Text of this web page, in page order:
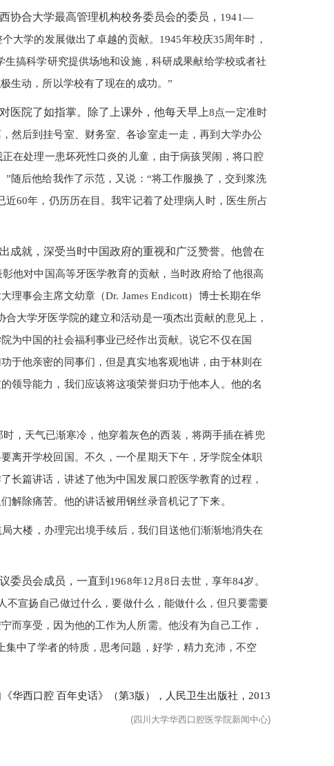
合大学最高管理机构校务委员会的委员， 1941—
大学的发展做出了卓越的贡献。1945年校庆35周年时，
搞科学研究提供场地和设施，科研成果献给学校或者社
生动，所以学校有了现在的成功。”
医院了如指掌。除了上课外，他每天早上8点一定准时
然后到挂号室、财务室、各诊室走一走，再到大学办公
在处理一患坏死性口炎的儿童，由于病孩哭闹，将口腔
随后他给我作了示范，又说：“将工作服换了，交到浆洗
60年，仍历历在目。我牢记着了处理病人时，医生所占
就，深受当时中国政府的重视和广泛赞誉。他曾在
他对中国高等牙医学教育的贡献，当时政府给了他很高
理事会主席文幼章（Dr. James Endicott）博士长期在华
大学牙医学院的建立和活动是一项杰出贡献的意见上，
为中国的社会福利事业已经作出贡献。说它不仅在国
于他亲密的同事们，但是真实地客观地讲，由于林则在
领导能力，我们应该将这项荣誉归功于他本人。他的名
，天气已渐寒冷，他穿着灰色的西装，将两手插在裤兜
离开学校回国。不久，一个星期天下午，牙学院全体职
长篇讲话，讲述了他为中国发展口腔医学教育的过程，
解除痛苦。他的讲话被用钢丝录音机记了下来。
大楼，办理完出境手续后，我们目送他们渐渐地消失在
委员会成员，一直到 1968年12月8日去世，享年84岁。
不宣扬自己做过什么，要做什么，能做什么，但只要需要
而享受，因为他的工作为人所需。他没有为自己工作，
中了学者的特质，思考问题，好学，精力充沛，不空
华西口腔 百年史话》（第3版），人民卫生出版社， 2013
(四川大学华西口腔医学院新闻中心)